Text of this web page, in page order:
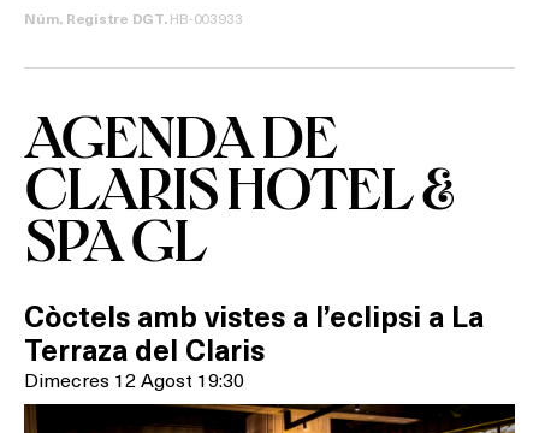
Núm. Registre DGT. HB-003933
AGENDA DE
CLARIS HOTEL &
SPA GL
Còctels amb vistes a l’eclipsi a La
Terraza del Claris
Dimecres 12 Agost 19:30